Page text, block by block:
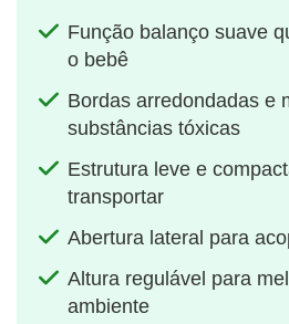
Função balanço suave
o bebê
Bordas arredondadas e
substâncias tóxicas
Estrutura leve e
transportar
Abertura lateral para
Altura regulável para
ambiente